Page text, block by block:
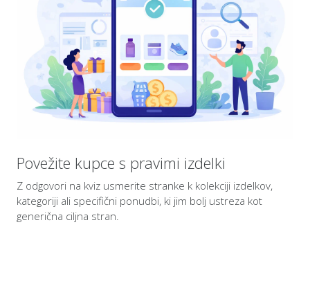
Povežite kupce s pravimi izdelki
Z odgovori na kviz usmerite stranke k kolekciji izdelkov,
kategoriji ali specifični ponudbi, ki jim bolj ustreza kot
generična ciljna stran.